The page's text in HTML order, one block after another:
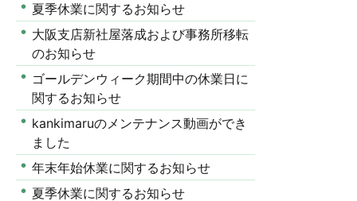
夏季休業に関するお知らせ
大阪支店新社屋落成および事務所移転
のお知らせ
ゴールデンウィーク期間中の休業日に
関するお知らせ
kankimaruのメンテナンス動画ができ
ました
年末年始休業に関するお知らせ
夏季休業に関するお知らせ